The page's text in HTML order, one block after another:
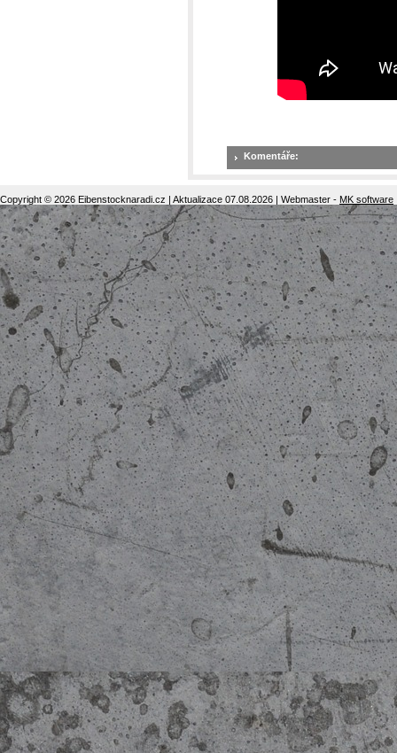
Komentáře:
Copyright © 2026 Eibenstocknaradi.cz | Aktualizace 07.08.2026 | Webmaster - MK software